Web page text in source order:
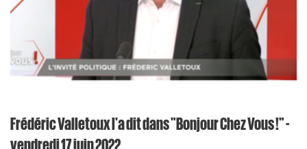
Frédéric Valletoux l'a dit dans "Bonjour Chez Vous !" -
vendredi 17 juin 2022